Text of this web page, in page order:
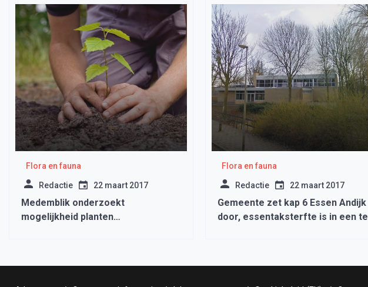
Flora en fauna
Redactie 22 maart 2017
Medemblik onderzoekt
mogelijkheid planten
Flora en fauna
Redactie 22 maart 2017
Gemeente zet kap 6 Essen Andijk
door, essentaksterfte is in een te